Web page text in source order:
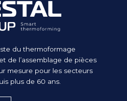
les cas :
de rectification
;
limitation,
et d’opposition pour
au traitement
du thermoformage
de l’assemblage de pièces
mesure pour les secteurs
plus de 60 ans.